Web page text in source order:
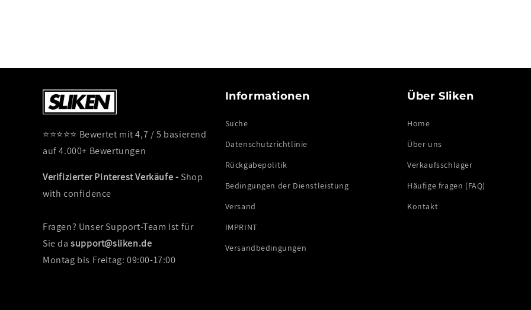
⭐⭐⭐⭐⭐ Bewertet mit 4,7 / 5 basierend
auf 4.000+ Bewertungen
Verifizierter Pinterest Verkäufe - Shop
with confidence
Fragen? Unser Support-Team ist für
Sie dasupport@sliken.de
Montag bis Freitag: 09:00-17:00
Informationen
Suche
Datenschutzrichtlinie
Rückgabepolitik
Bedingungen der Dienstleistung
Versand
IMPRINT
Versandbedingungen
Über Sliken
Home
Über uns
Verkaufsschlager
Häufige fragen (FAQ)
Kontakt